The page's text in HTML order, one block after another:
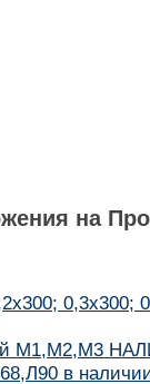
на
0,3х300;
М1,М2,М3
в